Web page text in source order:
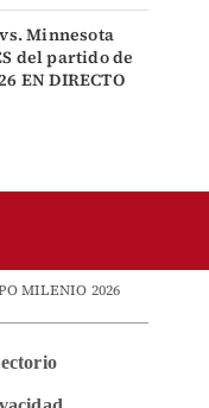
Minnesota
del partido de
EN DIRECTO
MILENIO 2026